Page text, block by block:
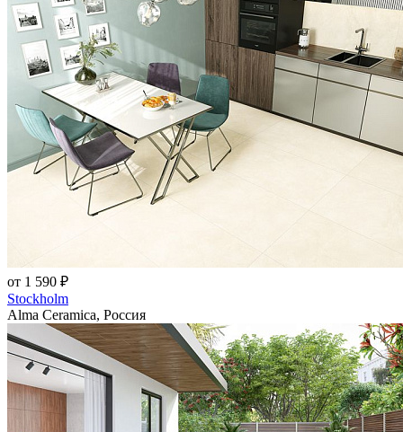
от 1 590 ₽
Stockholm
Alma Ceramica, Россия